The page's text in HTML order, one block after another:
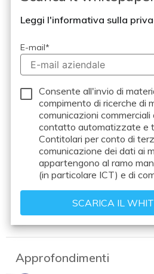
Leggi l'informativa sulla
E-mail*
Consente all'invio di
compimento di ricerche di
comunicazioni
contatto automatizzate e
Contitolari per conto di
comunicazione dei dati ai
appartengono al ramo
(in particolare ICT) e di
Approfondimenti